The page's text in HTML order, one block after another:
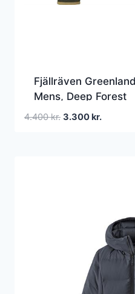
Fjällräven
Mens, Deep Forest
4.400kr. Den
3.300 kr.Den